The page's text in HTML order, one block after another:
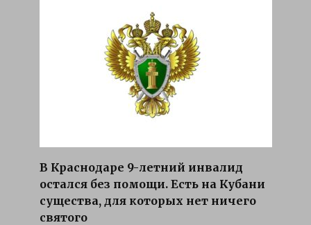
В Краснодаре 9-летний инвалид
остался без помощи. Есть на Кубани
существа, для которых нет ничего
святого